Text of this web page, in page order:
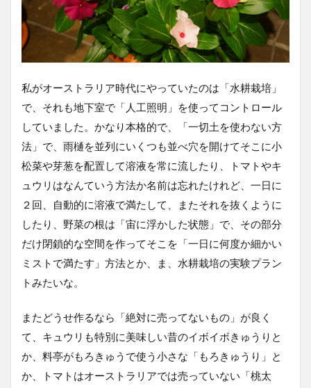
私がオーストラリア時代にやっていたのは「水耕栽培」
で、それも地下室で「人工照明」を使ってコントロール
していました。かなり本格的で、「一切土を使わない方
法」で、雨樋を並列にいくつも並べ穴を開けてそこに小
松菜や芽葱を配置して溶液を常に流したり、トマトやキ
ュウリはなんていう方法か名前は忘れたけれど、一日に
２回、自動的に溶液で満たして、またそれを抜くように
したり、野菜の根は「宙に浮かした状態」で、その部分
だけ閉鎖的な空間を作ってそこを「一日に何度か細かい
ミストで満たす」方法とか、ま、水耕栽培の実験プラン
トみたいな。
またどうせ作るなら「絶対に売ってないもの」が良く
て、キュウリも特別に美味しい昔のイボイボきゅうりと
か、料亭がもろきゅうで使う小さな「もろきゅうり」と
か、トマトはオーストラリアでは売っていない「桃太